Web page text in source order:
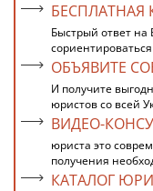
БЕСПЛАТНАЯ
Быстрый ответ
ОБЪЯВИТЕ
И получите
юристов со всей
ВИДЕО-
юриста это
получения
КАТАЛОГ